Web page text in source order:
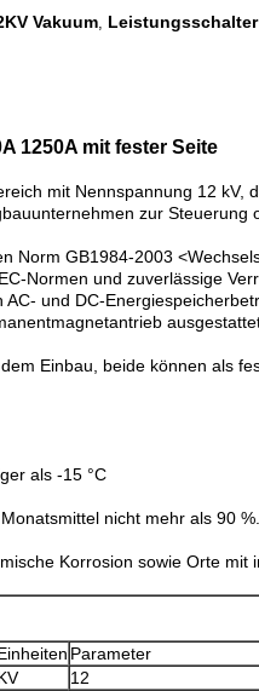
Vakuum,
1250A mit fester Seite
mit Nennspannung 12
zur
Norm GB1984-2003
Normen und zuverlässige
und DC-
Einbau, beide können als
als -15 °C
nicht mehr als 90 %.
Korrosion sowie Orte mit
Parameter
12